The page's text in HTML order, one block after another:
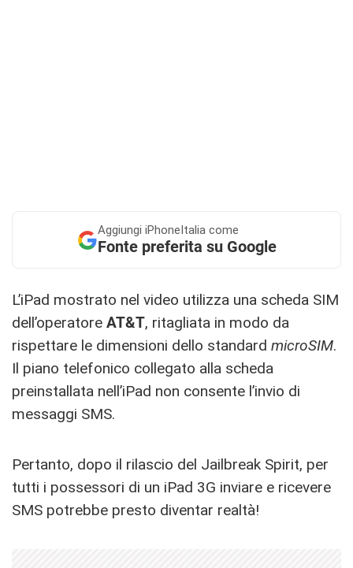
Aggiungi iPhoneItalia come
Fonte preferita su Google
L’iPad mostrato nel video utilizza una scheda SIM
dell’operatore AT&T, ritagliata in modo da
rispettare le dimensioni dello standard microSIM.
Il piano telefonico collegato alla scheda
preinstallata nell’iPad non consente l’invio di
messaggi SMS.
Pertanto, dopo il rilascio del Jailbreak Spirit, per
tutti i possessori di un iPad 3G inviare e ricevere
SMS potrebbe presto diventar realtà!